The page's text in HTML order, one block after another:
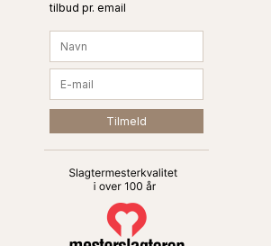
tilbud pr. email